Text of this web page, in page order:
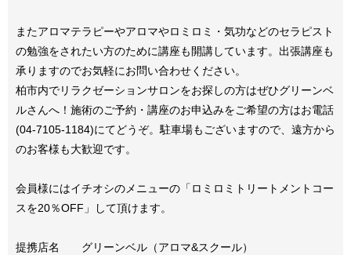
またアロマテラピーやアロマやロミロミ・気功などのセラピスト
の勉強をされたい方のために講座も開講しています。出張講座も
承りますのでお気軽にお問い合わせください。
柏市内でリラクゼーションサロンをお探しの方はぜひグリーンベ
ルさんへ！施術のご予約・講座のお申込みをご希望の方はお電話
(04-7105-1184)にてどうぞ。駐車場もございますので、遠方から
のお客様も大歓迎です。
会員様にはイチオシのメニューの「ロミロミトリートメントコー
スを20％OFF」して頂けます。
提携店名 グリーンベル（アロマ&スクール）